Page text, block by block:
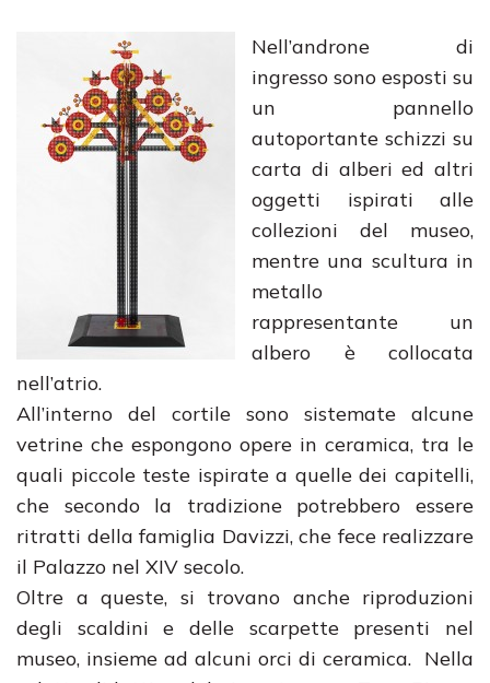
Nell’androne di
ingresso sono esposti su
un pannello
autoportante schizzi su
carta di alberi ed altri
oggetti ispirati alle
collezioni del museo,
mentre una scultura in
metallo
rappresentante un
albero è collocata
nell’atrio.
All’interno del cortile sono sistemate alcune
vetrine che espongono opere in ceramica, tra le
quali piccole teste ispirate a quelle dei capitelli,
che secondo la tradizione potrebbero essere
ritratti della famiglia Davizzi, che fece realizzare
il Palazzo nel XIV secolo.
Oltre a queste, si trovano anche riproduzioni
degli scaldini e delle scarpette presenti nel
museo, insieme ad alcuni orci di ceramica. Nella